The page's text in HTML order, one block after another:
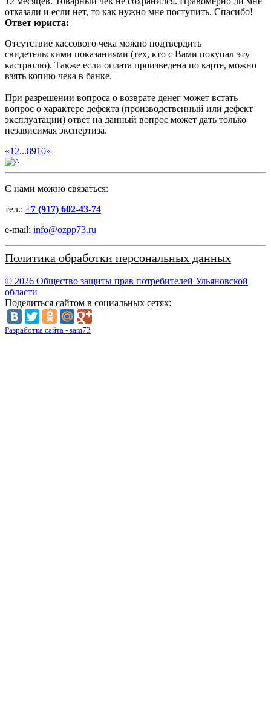
отказали и если нет, то как нужно мне поступить. Спасибо!
Ответ юриста:
Отсутствие кассового чека можно подтвердить
свидетельскими показаниями (тех, кто с Вами покупал эту
кастрюлю). Также если оплата произведена по карте, можно
взять копию чека в банке.
При разрешении вопроса о возврате денег может встать
вопрос о характере дефекта (производственный или дефект
эксплуатации) ответ на данный вопрос может дать только
независимая экспертиза.
«1 2...8910»
C нами можно связаться:
тел.: +7 (917) 602-43-74
e-mail: info@ozpp73.ru
Политика обработки персональных данных
© 2026 Общество защиты прав потребителей Ульяновской
области
Поделиться сайтом в социальных сетях:
Разработка сайта - sam73